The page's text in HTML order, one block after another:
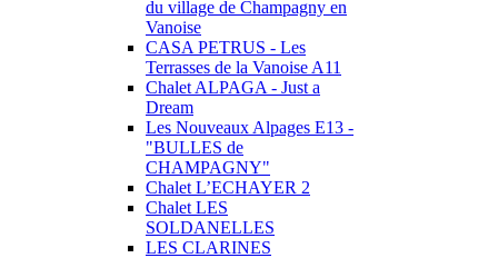
du village de Champagny en
Vanoise
CASA PETRUS - Les
Terrasses de la Vanoise A11
Chalet ALPAGA - Just a
Dream
Les Nouveaux Alpages E13 -
"BULLES de
CHAMPAGNY"
Chalet L’ECHAYER 2
Chalet LES
SOLDANELLES
LES CLARINES